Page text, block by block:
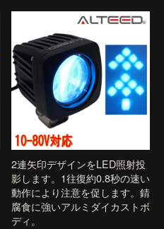
2連矢印デザインをLED照射投
影します。1往復約0.8秒の速い
動作により注意を促します。錆
腐食に強いアルミダイカストボ
ディ。